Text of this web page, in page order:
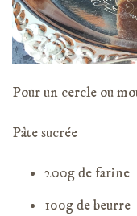
Pour un cercle ou
Pâte sucrée
200g de farine
100g de beurre